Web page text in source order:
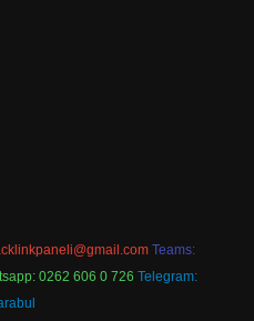
Teams:
0262 606 0 726 Telegram: